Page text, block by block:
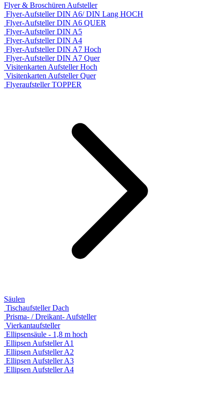
Flyer & Broschüren Aufsteller
Flyer-Aufsteller DIN A6/ DIN Lang HOCH
Flyer-Aufsteller DIN A6 QUER
Flyer-Aufsteller DIN A5
Flyer-Aufsteller DIN A4
Flyer-Aufsteller DIN A7 Hoch
Flyer-Aufsteller DIN A7 Quer
Visitenkarten Aufsteller Hoch
Visitenkarten Aufsteller Quer
Flyeraufsteller TOPPER
Säulen
Tischaufsteller Dach
Prisma- / Dreikant- Aufsteller
Vierkantaufsteller
Ellipsensäule - 1,8 m hoch
Ellipsen Aufsteller A1
Ellipsen Aufsteller A2
Ellipsen Aufsteller A3
Ellipsen Aufsteller A4